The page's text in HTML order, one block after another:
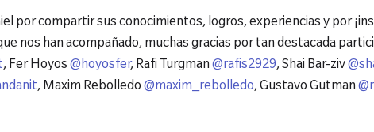
por compartir sus conocimientos, logros, experiencias y por
nos han acompañado, muchas gracias por tan destacada
, Fer Hoyos @hoyosfer, Rafi Turgman @rafis2929, Shai Bar-ziv
, Maxim Rebolledo @maxim_rebolledo, Gustavo Gutman